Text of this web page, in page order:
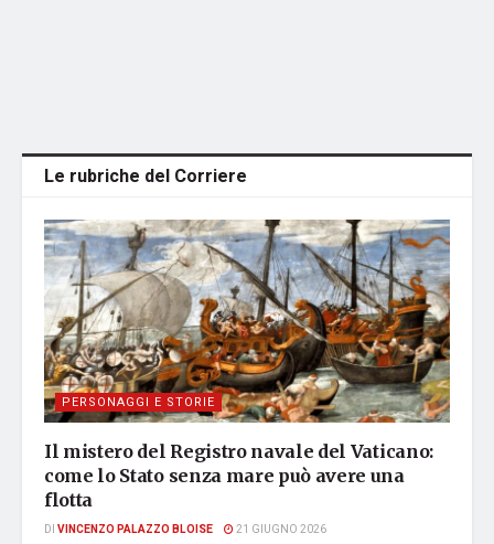
Le rubriche del Corriere
PERSONAGGI E STORIE
Il mistero del Registro navale del Vaticano:
come lo Stato senza mare può avere una
flotta
DI VINCENZO PALAZZO BLOISE 21 GIUGNO 2026